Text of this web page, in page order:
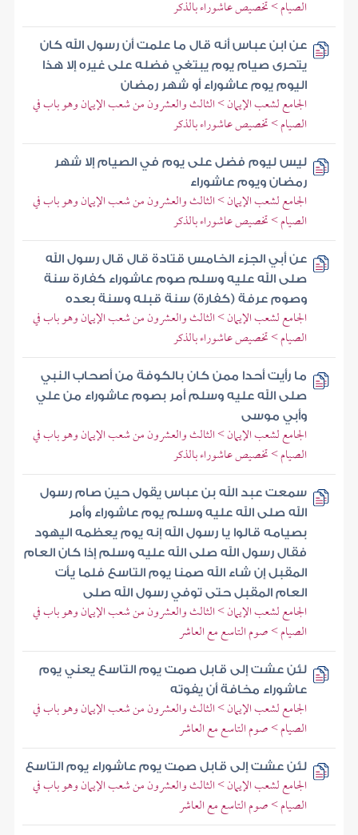
الصيام > تخصيص عاشوراء بالذكر
عن ابن عباس أنه قال ما علمت أن رسول الله كان
يتحرى صيام يوم يبتغي فضله على غيره إلا هذا
اليوم يوم عاشوراء أو شهر رمضان
الجامع لشعب الإيمان > الثالث والعشرون من شعب الإيمان وهو باب في
الصيام > تخصيص عاشوراء بالذكر
ليس ليوم فضل على يوم في الصيام إلا شهر
رمضان ويوم عاشوراء
الجامع لشعب الإيمان > الثالث والعشرون من شعب الإيمان وهو باب في
الصيام > تخصيص عاشوراء بالذكر
عن أبي الجزء الخامس قتادة قال قال رسول الله
صلى الله عليه وسلم صوم عاشوراء كفارة سنة
وصوم عرفة (كفارة) سنة قبله وسنة بعده
الجامع لشعب الإيمان > الثالث والعشرون من شعب الإيمان وهو باب في
الصيام > تخصيص عاشوراء بالذكر
ما رأيت أحدا ممن كان بالكوفة من أصحاب النبي
صلى الله عليه وسلم أمر بصوم عاشوراء من علي
وأبي موسى
الجامع لشعب الإيمان > الثالث والعشرون من شعب الإيمان وهو باب في
الصيام > تخصيص عاشوراء بالذكر
سمعت عبد الله بن عباس يقول حين صام رسول
الله صلى الله عليه وسلم يوم عاشوراء وأمر
بصيامه قالوا يا رسول الله إنه يوم يعظمه اليهود
فقال رسول الله صلى الله عليه وسلم إذا كان العام
المقبل إن شاء الله صمنا يوم التاسع فلما يأت
العام المقبل حتى توفي رسول الله صلى
الجامع لشعب الإيمان > الثالث والعشرون من شعب الإيمان وهو باب في
الصيام > صوم التاسع مع العاشر
لئن عشت إلى قابل صمت يوم التاسع يعني يوم
عاشوراء مخافة أن يفوته
الجامع لشعب الإيمان > الثالث والعشرون من شعب الإيمان وهو باب في
الصيام > صوم التاسع مع العاشر
لئن عشت إلى قابل صمت يوم عاشوراء يوم التاسع
الجامع لشعب الإيمان > الثالث والعشرون من شعب الإيمان وهو باب في
الصيام > صوم التاسع مع العاشر